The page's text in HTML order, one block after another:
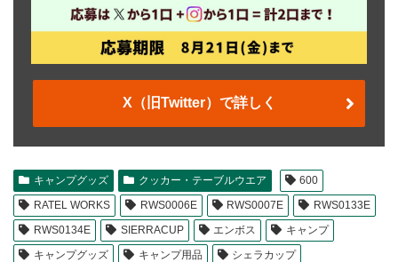
X（旧Twitter）で詳しく
キャンプグッズ クッカー・テーブルウエア
600
RATEL WORKS
RWS0006E RWS0007E
RWS0133E
RWS0134E
SIERRACUP エンボス
キャンプ
キャンプグッズ
キャンプ用品
シェラカップ